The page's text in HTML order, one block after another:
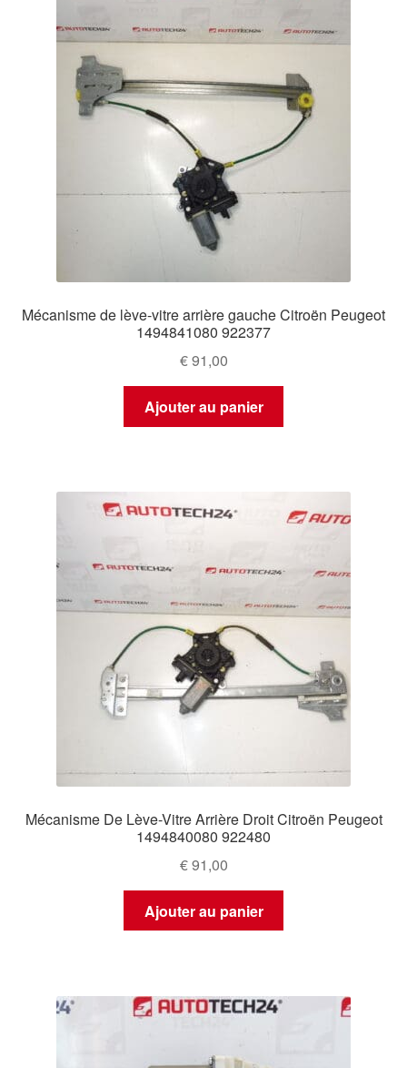
Politique de confidentialité
Procédure de Réclamation
Mécanisme de lève-vitre arrière gauche Citroën Peugeot
1494841080 922377
€91,00
Ajouter au panier
Mécanisme De Lève-Vitre Arrière Droit Citroën Peugeot
1494840080 922480
€91,00
Ajouter au panier